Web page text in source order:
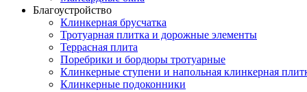
Благоустройство
Клинкерная брусчатка
Тротуарная плитка и дорожные элементы
Террасная плита
Поребрики и бордюры тротуарные
Клинкерные ступени и напольная клинкерная
Клинкерные подоконники